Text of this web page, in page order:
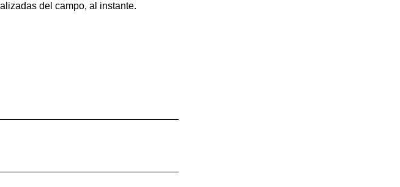
del campo, al instante.